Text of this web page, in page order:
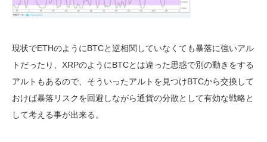
現状でETHのようにBTCと逆相関していなくても暴落に強いアル
トだったり、XRPのようにBTCとは違った思惑で別の動きをする
アルトもあるので、そういったアルトを見つけBTCから交換して
おけば暴落リスクを回避しながら通貨の分散として有効な戦略と
して考える事が出来る。